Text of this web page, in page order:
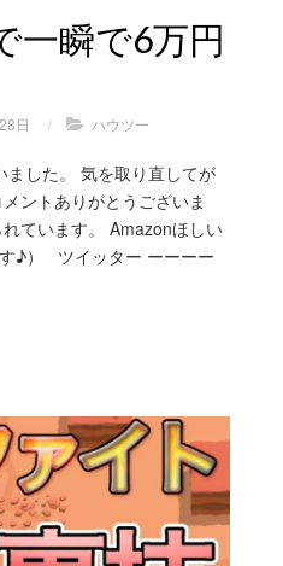
一瞬で6万円
日 / ハウツー
ました。 気を取り直してが
ントありがとうございま
ています。 Amazonほしい
♪） ツイッター ーーーー